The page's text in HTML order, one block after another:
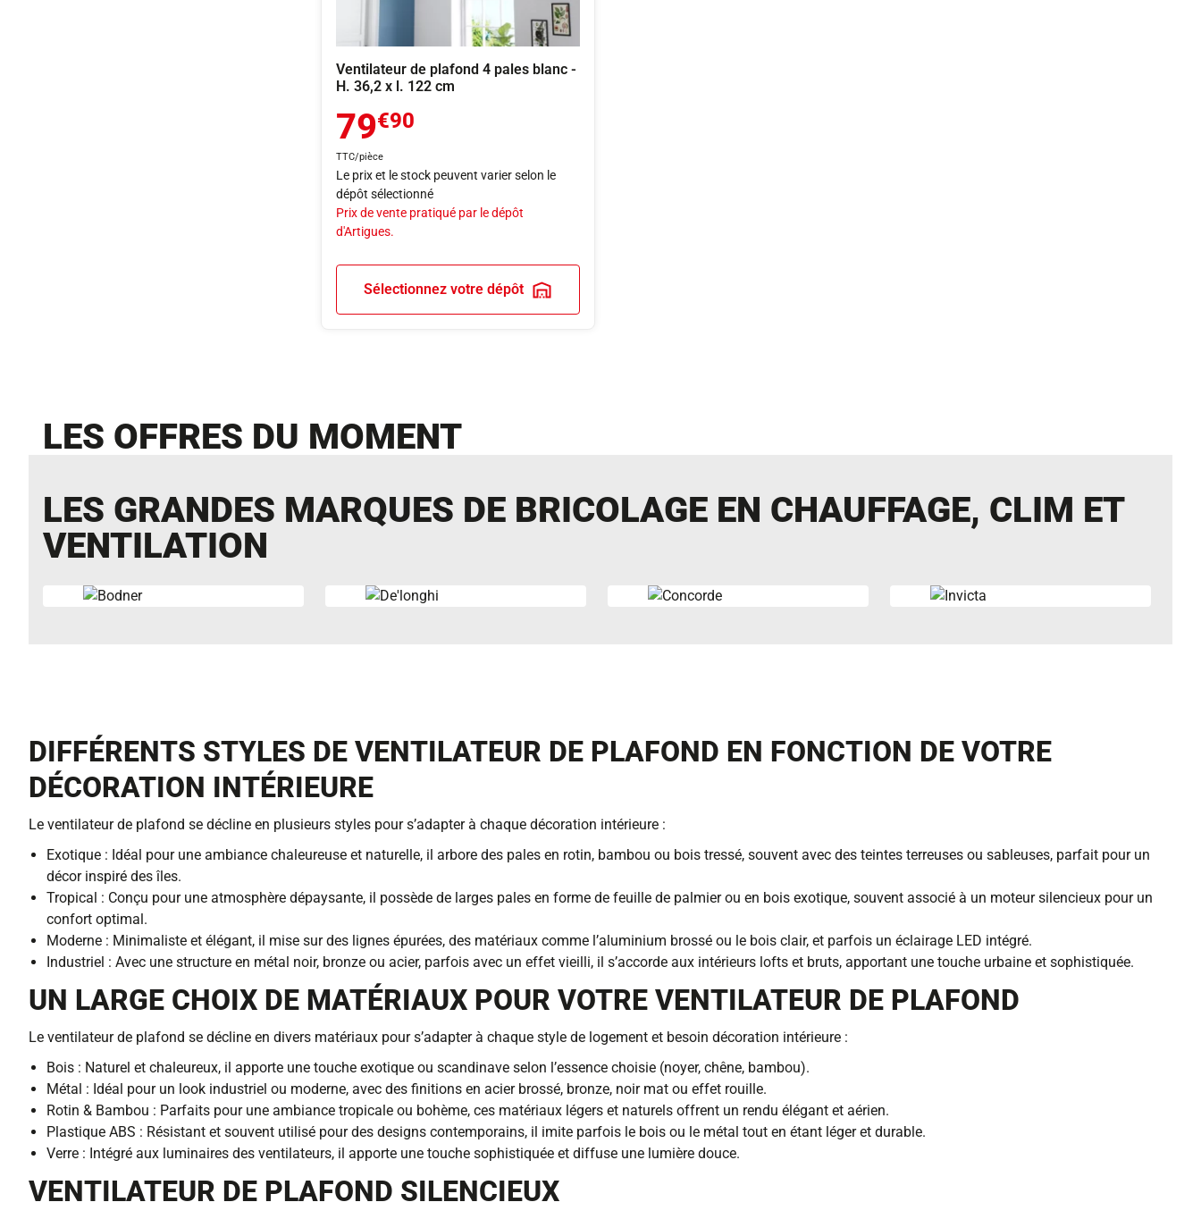
Ventilateur de plafond 4 pales blanc -
H. 36,2 x l. 122 cm
79€90
TTC/pièce
Le prix et le stock peuvent varier selon le
dépôt sélectionné
Prix de vente pratiqué par le dépôt
d'Artigues.
Sélectionnez votre dépôt
LES OFFRES DU MOMENT
LES GRANDES MARQUES DE BRICOLAGE EN CHAUFFAGE, CLIM ET
VENTILATION
DIFFÉRENTS STYLES DE VENTILATEUR DE PLAFOND EN FONCTION DE VOTRE
DÉCORATION INTÉRIEURE
Le ventilateur de plafond se décline en plusieurs styles pour s’adapter à chaque décoration intérieure :
Exotique : Idéal pour une ambiance chaleureuse et naturelle, il arbore des pales en rotin, bambou ou bois tressé, souvent avec des teintes terreuses ou sableuses, parfait pour un
décor inspiré des îles.
Tropical : Conçu pour une atmosphère dépaysante, il possède de larges pales en forme de feuille de palmier ou en bois exotique, souvent associé à un moteur silencieux pour un
confort optimal.
Moderne : Minimaliste et élégant, il mise sur des lignes épurées, des matériaux comme l’aluminium brossé ou le bois clair, et parfois un éclairage LED intégré.
Industriel : Avec une structure en métal noir, bronze ou acier, parfois avec un effet vieilli, il s’accorde aux intérieurs lofts et bruts, apportant une touche urbaine et sophistiquée.
UN LARGE CHOIX DE MATÉRIAUX POUR VOTRE VENTILATEUR DE PLAFOND
Le ventilateur de plafond se décline en divers matériaux pour s’adapter à chaque style de logement et besoin décoration intérieure :
Bois : Naturel et chaleureux, il apporte une touche exotique ou scandinave selon l’essence choisie (noyer, chêne, bambou).
Métal : Idéal pour un look industriel ou moderne, avec des finitions en acier brossé, bronze, noir mat ou effet rouille.
Rotin & Bambou : Parfaits pour une ambiance tropicale ou bohème, ces matériaux légers et naturels offrent un rendu élégant et aérien.
Plastique ABS : Résistant et souvent utilisé pour des designs contemporains, il imite parfois le bois ou le métal tout en étant léger et durable.
Verre : Intégré aux luminaires des ventilateurs, il apporte une touche sophistiquée et diffuse une lumière douce.
VENTILATEUR DE PLAFOND SILENCIEUX